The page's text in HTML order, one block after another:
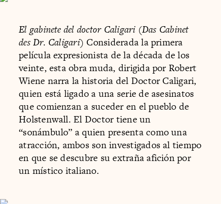
El gabinete del doctor Caligari (Das Cabinet
des Dr. Caligari) Considerada la primera
película expresionista de la década de los
veinte, esta obra muda, dirigida por Robert
Wiene narra la historia del Doctor Caligari,
quien está ligado a una serie de asesinatos
que comienzan a suceder en el pueblo de
Holstenwall. El Doctor tiene un
“sonámbulo” a quien presenta como una
atracción, ambos son investigados al tiempo
en que se descubre su extraña afición por
un místico italiano.